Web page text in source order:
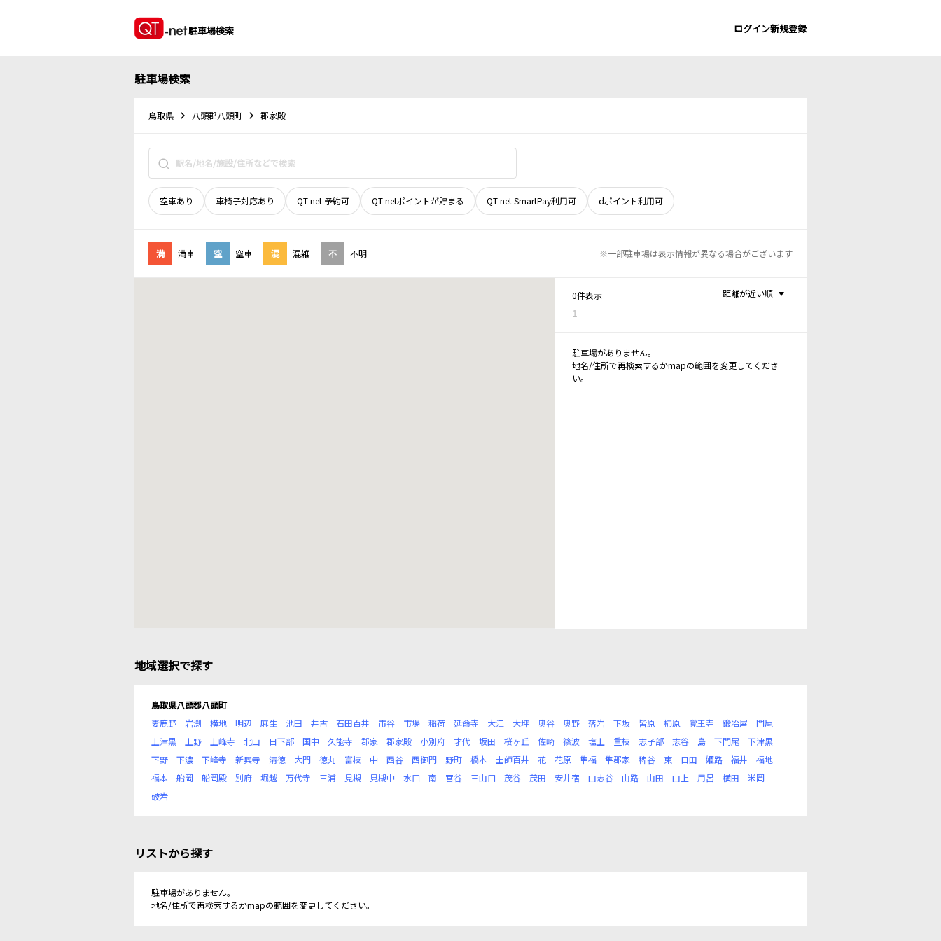
駐車場検索 ログイン新規登録
駐車場検索
鳥取県 八頭郡八頭町 郡家殿
空車あり 車椅子対応あり QT-net 予約可 QT-netポイントが貯まる QT-net SmartPay利用可 dポイント利用可
満 満車 空 空車 混 混雑 不 不明 ※一部駐車場は表示情報が異なる場合がございます
0件表示
1
距離が近い順
駐車場がありません。
地名/住所で再検索するかmapの範囲を変更してくださ
い。
地域選択で探す
鳥取県八頭郡八頭町
妻鹿野
岩渕 横地 明辺 麻生 池田 井古 石田百井 市谷 市場 稲荷 延命寺 大江 大坪 奥谷 奥野 落岩 下坂 皆原 柿原 覚王寺 鍛冶屋
門尾
上津黒
上野 上峰寺 北山 日下部 国中 久能寺 郡家 郡家殿 小別府 才代 坂田 桜ヶ丘 佐崎 篠波 塩上 重枝 志子部 志谷 島 下門尾
下津黒
下野
下濃 下峰寺 新興寺 清徳 大門 徳丸 富枝 中 西谷 西御門 野町 橋本 土師百井 花 花原 隼福 隼郡家 稗谷 東 日田 姫路 福井
福地
福本
船岡 船岡殿 別府 堀越 万代寺 三浦 見槻 見槻中 水口 南 宮谷 三山口 茂谷 茂田 安井宿 山志谷 山路 山田 山上 用呂 横田
米岡
破岩
リストから探す
駐車場がありません。
地名/住所で再検索するかmapの範囲を変更してください。